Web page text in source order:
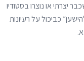
יצרתי או נוצרו בסטודיו
כביכול על רעיונות